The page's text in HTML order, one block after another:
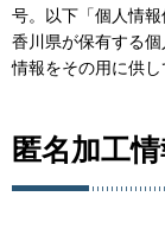
号。以下「個人情
香川県が保有する
情報をその用に供し
匿名加工